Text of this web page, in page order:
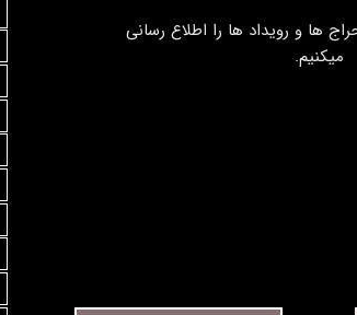
ها و رویداد ها را اطلاع رسانی
میکنیم.​​​​​​​